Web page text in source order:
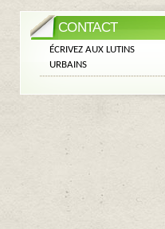
CONTACT
ÉCRIVEZ AUX LUTINS
URBAINS